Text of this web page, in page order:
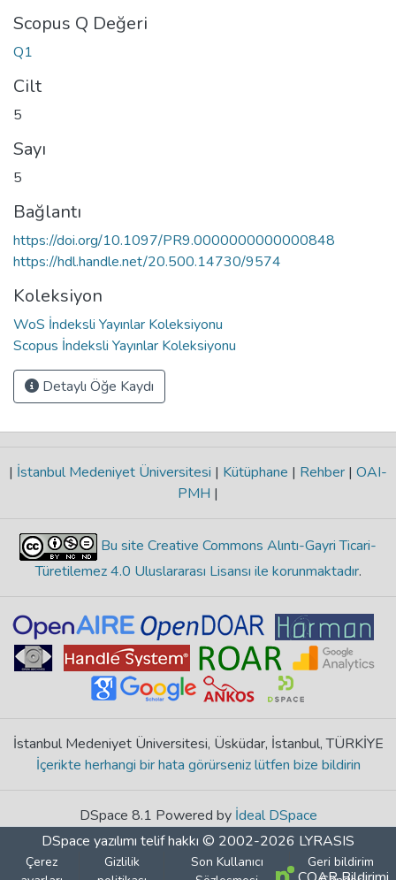
Scopus Q Değeri
Q1
Cilt
5
Sayı
5
Bağlantı
https://doi.org/10.1097/PR9.0000000000000848
https://hdl.handle.net/20.500.14730/9574
Koleksiyon
WoS İndeksli Yayınlar Koleksiyonu
Scopus İndeksli Yayınlar Koleksiyonu
Detaylı Öğe Kaydı
| İstanbul Medeniyet Üniversitesi | Kütüphane | Rehber | OAI-
PMH |
Bu site Creative Commons Alıntı-Gayri Ticari-
Türetilemez 4.0 Uluslararası Lisansı ile korunmaktadır.
İstanbul Medeniyet Üniversitesi, Üsküdar, İstanbul, TÜRKİYE
İçerikte herhangi bir hata görürseniz lütfen bize bildirin
DSpace 8.1 Powered by İdeal DSpace
DSpace yazılımı telif hakkı © 2002-2026 LYRASIS
Çerez
Gizlilik
Son Kullanıcı
Geri bildirim